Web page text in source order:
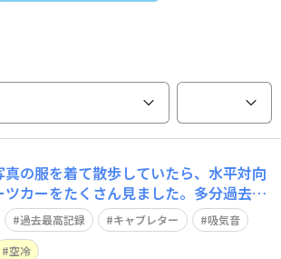
の服を着て散歩していたら、水平対向
カーをたくさん見ました。多分過去最
、水平対向エンジンを引き寄せる能力
自分でも信じられない数ですが、順
、 WRX STI(VAB)、 インプレッサワ
過去最高記録 キャブレター
吸気音
空冷